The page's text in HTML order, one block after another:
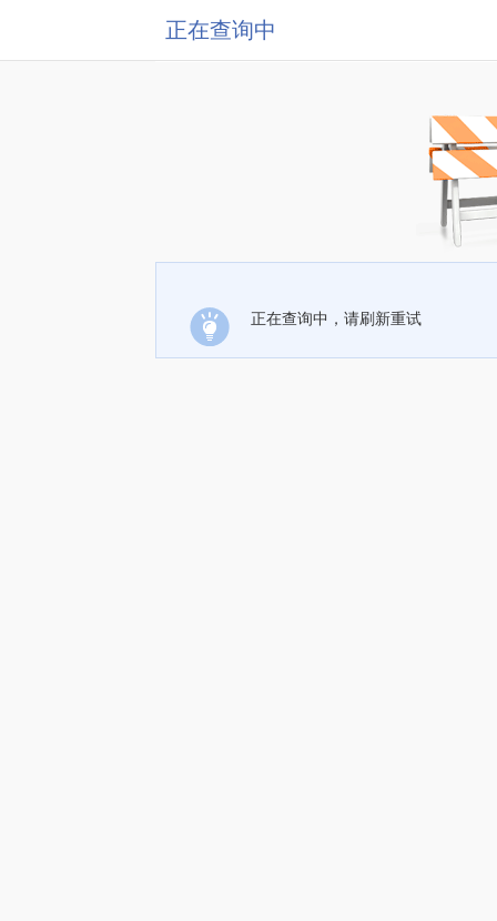
正在查询中
正在查询中，请刷新重试